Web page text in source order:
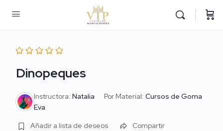
Dinopeques
Instructora: Natalia Por Material: Cursos de Goma
Eva
Añadir a lista de deseos Compartir